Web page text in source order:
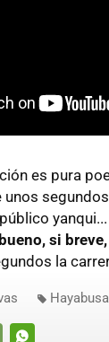
es pura
unos
si
la
Hayabusa